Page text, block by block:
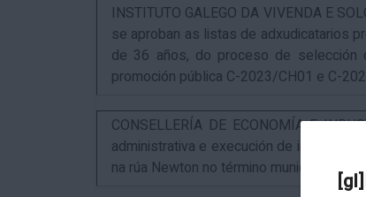
INSTITUTO GALEGO DA VIVENDA E
se aproban as listas de adxudicatarios
de 36 años, do proceso de
promoción pública C-2023/CH01 e C-
CONSELLERÍA DE ECONOMÍA E
administrativa e execución de
na rúa Newton no término municipal da